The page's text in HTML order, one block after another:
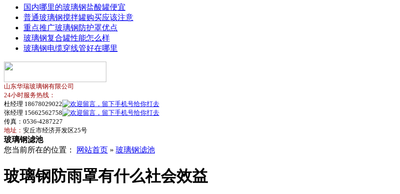
国内哪里的玻璃钢盐酸罐便宜
普通玻璃钢搅拌罐购买应该注意
重点推广玻璃钢防护罩优点
玻璃钢复合罐性能怎么样
玻璃钢电缆穿线管好在哪里
山东华瑞玻璃钢有限公司
24小时服务热线：
杜经理 18678029022
张经理 15662562758
传真：0536-4287227
地址： 安丘市经济开发区25号
玻璃钢滤池
您当前所在的位置：
网站首页 » 玻璃钢滤池
玻璃钢防雨罩有什么社会效益